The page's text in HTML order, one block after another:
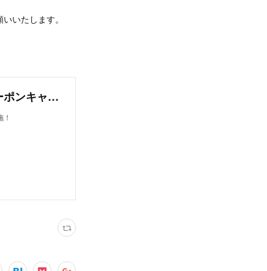
いたします。
宮崎県独自の観光需要喚起策 みやざき春旅クーポンキャンペーンを実施！